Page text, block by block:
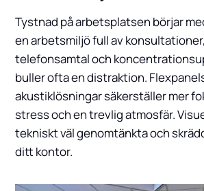
Tystnad på arbetsplatsen börjar
en arbetsmiljö full av konsultationer,
telefonsamtal och
buller ofta en distraktion.
akustiklösningar säkerställer mer
stress och en trevlig atmosfär.
tekniskt väl genomtänkta och
ditt kontor.